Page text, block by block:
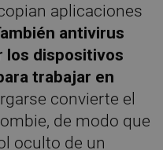
aplicaciones
antivirus
los dispositivos
trabajar en
convierte el
de modo que
oculto de un